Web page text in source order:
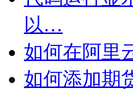
以…
如何在阿里
如何添加期